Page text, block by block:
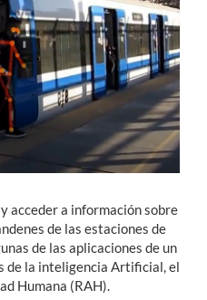
acceder a información sobre
de las estaciones de
de las aplicaciones de un
de la inteligencia Artificial, el
Humana (RAH).